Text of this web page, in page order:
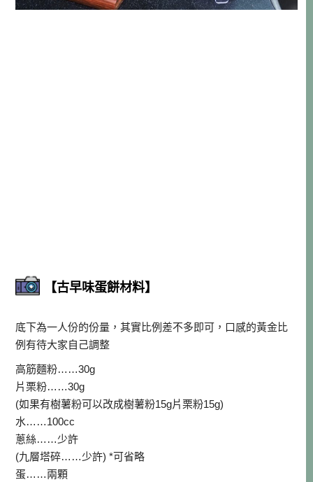
【古早味蛋餅材料】
底下為一人份的份量，其實比例差不多即可，口感的黃金比
例有待大家自己調整
高筋麵粉……30g
片栗粉……30g
(如果有樹薯粉可以改成樹薯粉15g片栗粉15g)
水……100cc
蔥絲……少許
(九層塔碎……少許) *可省略
蛋……兩顆